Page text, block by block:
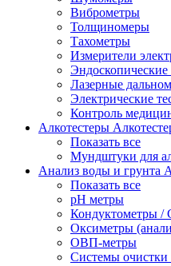
Виброметры
Толщиномеры
Тахометры
Измерители
Лазерные
Электрические
Контроль
Алкотестеры
Показать все
Мундштуки для
Анализ воды и грунта
Показать все
pH метры
Кондуктометры /
Оксиметры
ОВП-метры
Системы